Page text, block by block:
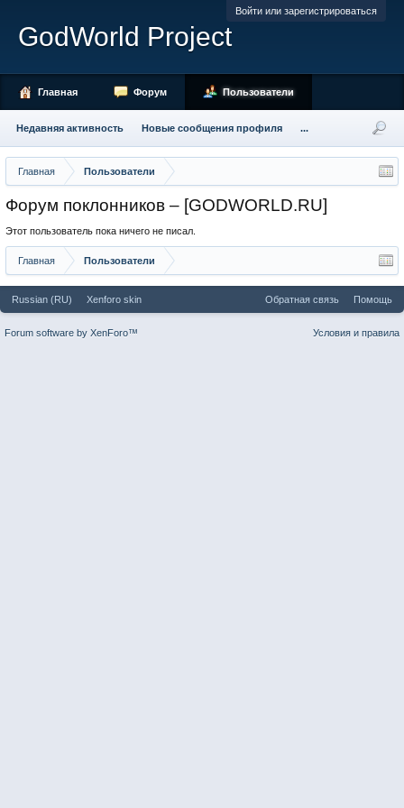
Войти или зарегистрироваться
Главная Пользователи
Форум поклонников – [GODWORLD.RU]
Этот пользователь пока ничего не писал.
Главная Пользователи
GodWorld Project
Главная Форум Пользователи
Недавняя активность Новые сообщения профиля ...
Russian (RU) Xenforo skin Обратная связь Помощь
Условия и правила
Forum software by XenForo™